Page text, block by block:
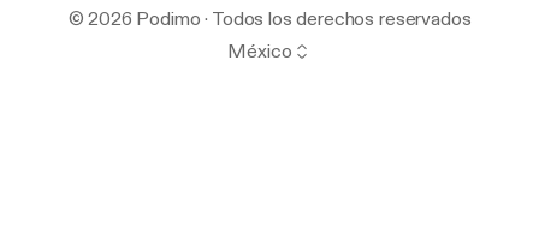
© 2026 Podimo · Todos los derechos reservados
México